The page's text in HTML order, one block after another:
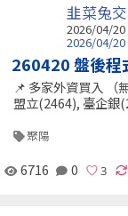
韭菜兔
2026/04/20
2026/04/20
260420 盤後程
📌 多家外資買入 （
盟立(2464), 臺企銀
聚陽
6716 0